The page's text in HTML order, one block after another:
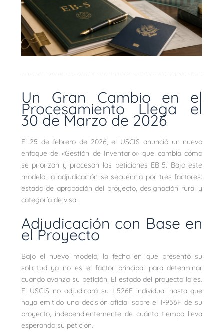
Un Gran Cambio en el
Procesamiento Llega el
30 de Marzo de 2026
El 25 de febrero de 2026, el USCIS anunció un nuevo
enfoque de «Gestión de Inventario» que cambia cómo
se priorizan y procesan las peticiones EB-5. Bajo este
modelo, la adjudicación se secuencia por tres factores:
estado de aprobación del proyecto, designación rural y
categoría de visa.
Adjudicación con Base en
el Proyecto
Bajo el nuevo modelo, la fecha en que presentó su
solicitud ya no es el factor principal para determinar
cuándo avanza su petición. El estado del proyecto lo es.
El USCIS no adjudicará su I-526E individual hasta que
haya emitido una decisión oficial sobre el I-956F de su
proyecto, independientemente de cuánto tiempo lleva
esperando su petición.